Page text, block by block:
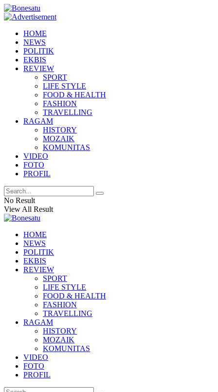
HOME
NEWS
POLITIK
EKBIS
REVIEW
SPORT
LIFE STYLE
FOOD & HEALTH
FASHION
TRAVELLING
RAGAM
HISTORY
MOZAIK
KOMUNITAS
VIDEO
FOTO
PROFIL
No Result
View All Result
HOME
NEWS
POLITIK
EKBIS
REVIEW
SPORT
LIFE STYLE
FOOD & HEALTH
FASHION
TRAVELLING
RAGAM
HISTORY
MOZAIK
KOMUNITAS
VIDEO
FOTO
PROFIL